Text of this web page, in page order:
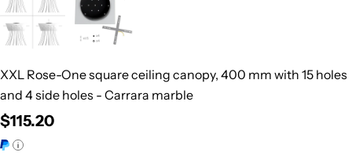
XXL Rose-One square ceiling canopy, 400 mm with 15 holes
and 4 side holes - Carrara marble
Regular
price
$115.20